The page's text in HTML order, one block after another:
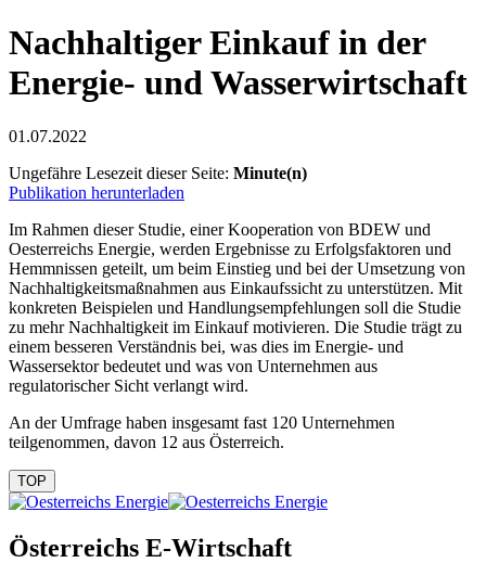
Nachhaltiger Einkauf in der
Energie- und Wasserwirtschaft
01.07.2022
Ungefähre Lesezeit dieser Seite: Minute(n)
Publikation herunterladen
Im Rahmen dieser Studie, einer Kooperation von BDEW und
Oesterreichs Energie, werden Ergebnisse zu Erfolgsfaktoren und
Hemmnissen geteilt, um beim Einstieg und bei der Umsetzung von
Nachhaltigkeitsmaßnahmen aus Einkaufssicht zu unterstützen. Mit
konkreten Beispielen und Handlungsempfehlungen soll die Studie
zu mehr Nachhaltigkeit im Einkauf motivieren. Die Studie trägt zu
einem besseren Verständnis bei, was dies im Energie- und
Wassersektor bedeutet und was von Unternehmen aus
regulatorischer Sicht verlangt wird.
An der Umfrage haben insgesamt fast 120 Unternehmen
teilgenommen, davon 12 aus Österreich.
TOP
Österreichs E-Wirtschaft